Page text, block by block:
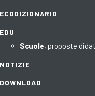
ECODIZIONARIO
EDU
Scuole, proposte
NOTIZIE
DOWNLOAD